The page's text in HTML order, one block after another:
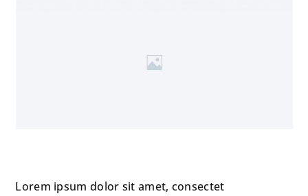
Lorem ipsum dolor sit amet, consectet